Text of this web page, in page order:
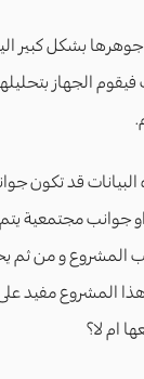
بشكل كبير
الجهاز
البيانات قد تكون
او جوانب مجتمعية
المشروع و من ثم
المشروع مفيد
ام لا؟